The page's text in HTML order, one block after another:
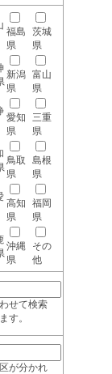
福島
県
茨城
県
新潟
県
富山
県
愛知
県
三重
県
鳥取
県
島根
県
高知
県
福岡
県
沖縄
県
その
他
せて検索
す。
が分かれ